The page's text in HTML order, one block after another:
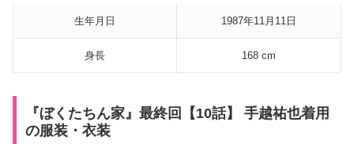
生年月日 1987年11月11日
身長 168 cm
『ぼくたちん家』最終回【10話】 手越祐也着用
の服装・衣装